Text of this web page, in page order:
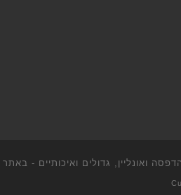
ואונליין, גדולים ואיכותיים -